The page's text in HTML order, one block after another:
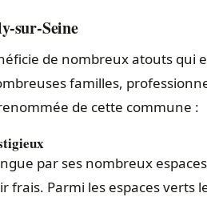
sur-Seine
de nombreux atouts qui
familles,
de cette commune :
par ses nombreux
frais. Parmi les espaces